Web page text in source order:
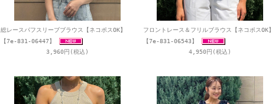
総レースパフスリーブブラウス【ネコポスOK】
【7e-831-06447】
3,960円(税込)
フロントレース＆フリルブラウス【ネコポスOK】
【7e-831-06543】
4,950円(税込)